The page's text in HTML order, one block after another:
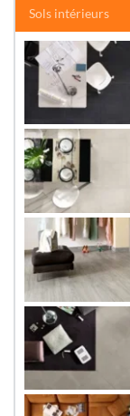
Sols intérieurs